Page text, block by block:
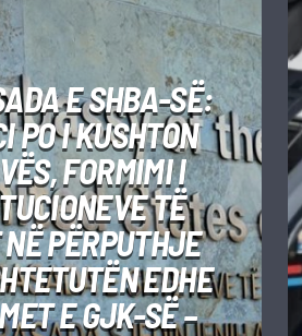
E SHBA-SË:
PO I KUSHTON
FORMIMI I
TË
PËRPUTHJE
EDHE
E GJK-SË –